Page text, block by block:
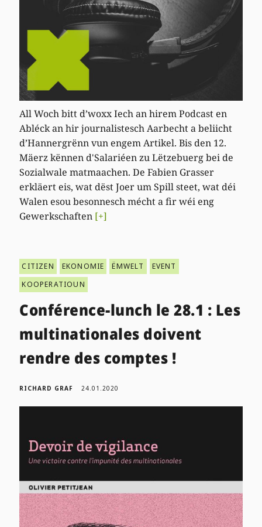
All Woch bitt d’woxx Iech an hirem Podcast en
Abléck an hir journalistesch Aarbecht a beliicht
d’Hannergrënn vun engem Artikel. Bis den 12.
Mäerz kënnen d'Salariéen zu Lëtzebuerg bei de
Sozialwale matmaachen. De Fabien Grasser
erkläert eis, wat dëst Joer um Spill steet, wat déi
Walen esou besonnesch mécht a fir wéi eng
Gewerkschaften [+]
CITIZEN EKONOMIE ËMWELT
EVENT
KOOPERATIOUN
Conférence-lunch le 28.1 : Les
multinationales doivent
rendre des comptes !
RICHARD GRAF 24.01.2020